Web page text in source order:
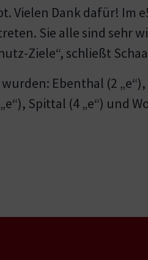
Vielen Dank dafür! Im
Sie alle sind sehr
Ziele“, schließt
Ebenthal (2
Spittal (4 „e“) und